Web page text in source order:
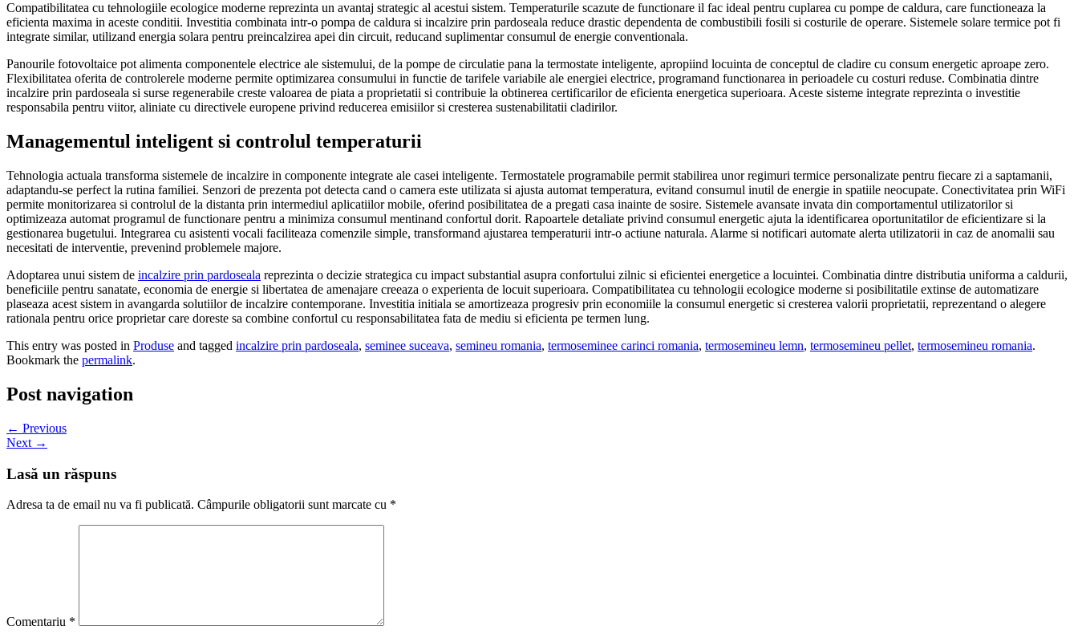
Compatibilitatea cu tehnologiile ecologice moderne reprezinta un avantaj strategic al acestui sistem. Temperaturile scazute de functionare il fac ideal pentru cuplarea cu pompe de caldura, care functioneaza la
eficienta maxima in aceste conditii. Investitia combinata intr-o pompa de caldura si incalzire prin pardoseala reduce drastic dependenta de combustibili fosili si costurile de operare. Sistemele solare termice pot fi
integrate similar, utilizand energia solara pentru preincalzirea apei din circuit, reducand suplimentar consumul de energie conventionala.
Panourile fotovoltaice pot alimenta componentele electrice ale sistemului, de la pompe de circulatie pana la termostate inteligente, apropiind locuinta de conceptul de cladire cu consum energetic aproape zero.
Flexibilitatea oferita de controlerele moderne permite optimizarea consumului in functie de tarifele variabile ale energiei electrice, programand functionarea in perioadele cu costuri reduse. Combinatia dintre
incalzire prin pardoseala si surse regenerabile creste valoarea de piata a proprietatii si contribuie la obtinerea certificarilor de eficienta energetica superioara. Aceste sisteme integrate reprezinta o investitie
responsabila pentru viitor, aliniate cu directivele europene privind reducerea emisiilor si cresterea sustenabilitatii cladirilor.
Managementul inteligent si controlul temperaturii
Tehnologia actuala transforma sistemele de incalzire in componente integrate ale casei inteligente. Termostatele programabile permit stabilirea unor regimuri termice personalizate pentru fiecare zi a saptamanii,
adaptandu-se perfect la rutina familiei. Senzori de prezenta pot detecta cand o camera este utilizata si ajusta automat temperatura, evitand consumul inutil de energie in spatiile neocupate. Conectivitatea prin WiFi
permite monitorizarea si controlul de la distanta prin intermediul aplicatiilor mobile, oferind posibilitatea de a pregati casa inainte de sosire. Sistemele avansate invata din comportamentul utilizatorilor si
optimizeaza automat programul de functionare pentru a minimiza consumul mentinand confortul dorit. Rapoartele detaliate privind consumul energetic ajuta la identificarea oportunitatilor de eficientizare si la
gestionarea bugetului. Integrarea cu asistenti vocali faciliteaza comenzile simple, transformand ajustarea temperaturii intr-o actiune naturala. Alarme si notificari automate alerta utilizatorii in caz de anomalii sau
necesitati de interventie, prevenind problemele majore.
Adoptarea unui sistem de incalzire prin pardoseala reprezinta o decizie strategica cu impact substantial asupra confortului zilnic si eficientei energetice a locuintei. Combinatia dintre distributia uniforma a caldurii,
beneficiile pentru sanatate, economia de energie si libertatea de amenajare creeaza o experienta de locuit superioara. Compatibilitatea cu tehnologii ecologice moderne si posibilitatile extinse de automatizare
plaseaza acest sistem in avangarda solutiilor de incalzire contemporane. Investitia initiala se amortizeaza progresiv prin economiile la consumul energetic si cresterea valorii proprietatii, reprezentand o alegere
rationala pentru orice proprietar care doreste sa combine confortul cu responsabilitatea fata de mediu si eficienta pe termen lung.
This entry was posted in Produse and tagged incalzire prin pardoseala, seminee suceava, semineu romania, termoseminee carinci romania, termosemineu lemn, termosemineu pellet, termosemineu romania.
Bookmark the permalink.
Post navigation
← Previous
Next →
Lasă un răspuns
Adresa ta de email nu va fi publicată. Câmpurile obligatorii sunt marcate cu *
Comentariu *